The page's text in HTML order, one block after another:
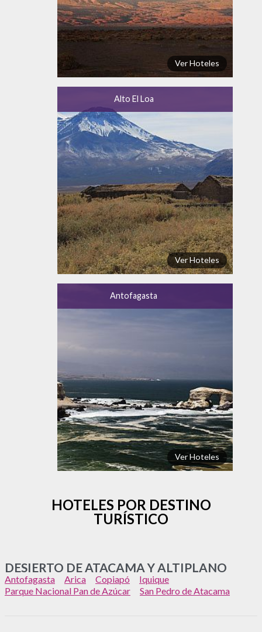
Ver Hoteles
Alto El Loa
Ver Hoteles
Antofagasta
Ver Hoteles
HOTELES POR DESTINO
TURÍSTICO
DESIERTO DE ATACAMA Y ALTIPLANO
Antofagasta Arica Copiapó
Iquique
Parque Nacional Pan de Azúcar
San Pedro de Atacama